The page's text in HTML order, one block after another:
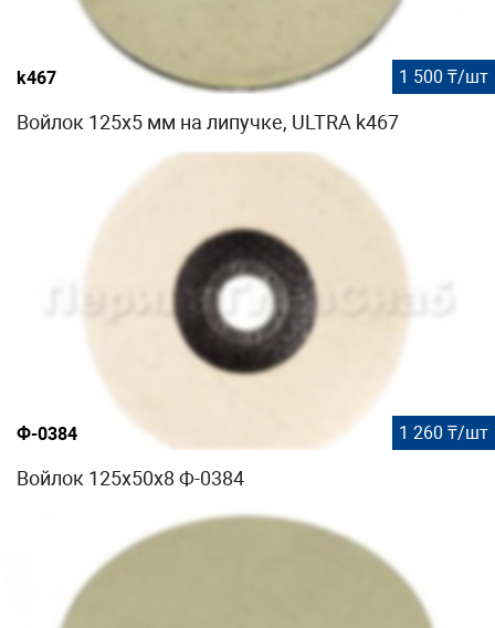
k467 1 500 ₸/шт
Войлок 125х5 мм на липучке, ULTRA k467
Ф-0384 1 260 ₸/шт
Войлок 125х50x8 Ф-0384